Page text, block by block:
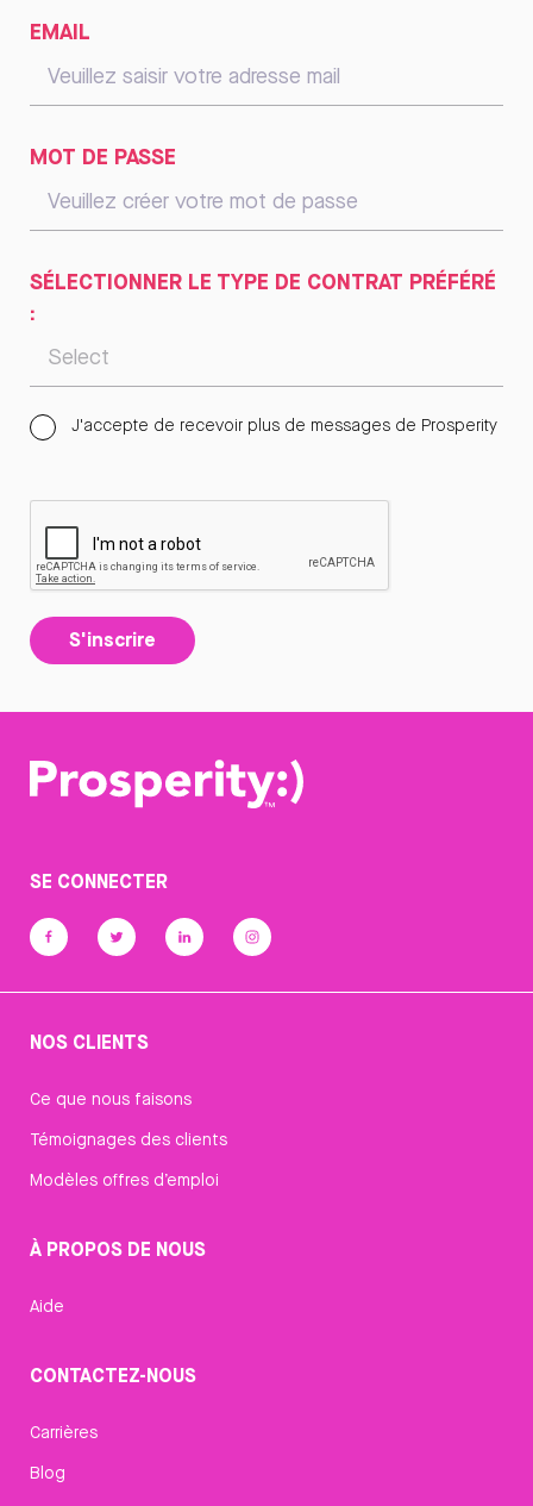
EMAIL
MOT DE PASSE
SÉLECTIONNER LE TYPE DE CONTRAT PRÉFÉRÉ
:
J'accepte de recevoir plus de messages de Prosperity
S'inscrire
SE CONNECTER
NOS CLIENTS
Ce que nous faisons
Témoignages des clients
Modèles offres d’emploi
À PROPOS DE NOUS
Aide
CONTACTEZ-NOUS
Carrières
Blog